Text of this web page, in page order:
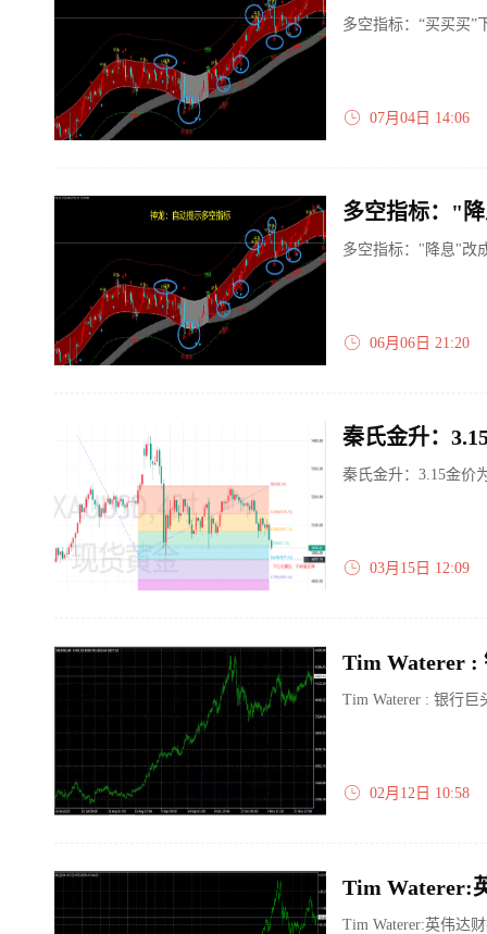
多空指标：“买买买”
07月04日 14:06
多空指标："
多空指标："降息"改
06月06日 21:20
秦氏金升：3.15金价
03月15日 12:09
Tim Waterer :
Tim Waterer : 银行巨
02月12日 10:58
Tim Waterer:英伟达